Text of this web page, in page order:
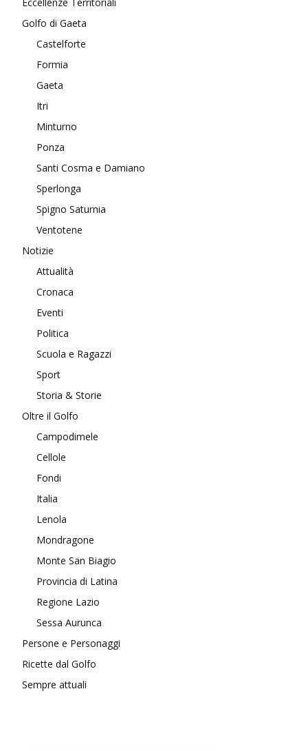
Golfo di Gaeta
Castelforte
Formia
Gaeta
Itri
Minturno
Ponza
Santi Cosma e Damiano
Sperlonga
Spigno Saturnia
Ventotene
Notizie
Attualità
Cronaca
Eventi
Politica
Scuola e Ragazzi
Sport
Storia & Storie
Oltre il Golfo
Campodimele
Cellole
Fondi
Italia
Lenola
Mondragone
Monte San Biagio
Provincia di Latina
Regione Lazio
Sessa Aurunca
Persone e Personaggi
Ricette dal Golfo
Sempre attuali